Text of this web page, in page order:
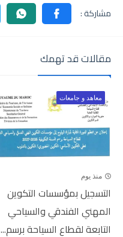
مقالات قد تهمك
معاهد و جامعات
منذ يوم
التسجيل بمؤسسات التكوين
المهني الفندقي والسياحي
التابعة لقطاع السياحة برسم...